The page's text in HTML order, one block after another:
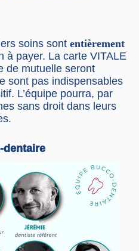
soins sont entièrement
à payer. La carte VITALE
de mutuelle seront
sont pas indispensables
L’équipe pourra, par
sans droit dans leurs
dentaire